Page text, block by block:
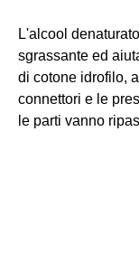
L'alcool
sgrassante ed
di cotone idrofilo,
connettori e le
le parti vanno